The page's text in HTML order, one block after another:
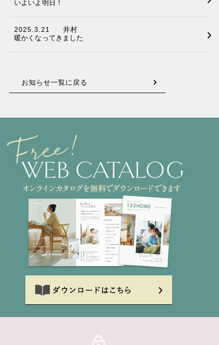
いよいよ明日！
2025.3.21
井村
暖かくなってきました
›
お知らせ一覧に戻る